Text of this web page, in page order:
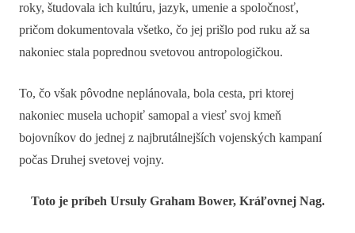
roky, študovala ich kultúru, jazyk, umenie a spoločnosť,
pričom dokumentovala všetko, čo jej prišlo pod ruku až sa
nakoniec stala poprednou svetovou antropologičkou.
To, čo však pôvodne neplánovala, bola cesta, pri ktorej
nakoniec musela uchopiť samopal a viesť svoj kmeň
bojovníkov do jednej z najbrutálnejších vojenských kampaní
počas Druhej svetovej vojny.
Toto je príbeh Ursuly Graham Bower, Kráľovnej Nag.